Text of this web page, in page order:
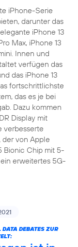
iPhone-Serie
darunter das
iPhone 13
Max, iPhone 13
Innen und
verfügen das
das iPhone 13
fortschrittlichste
das es je bei
Dazu kommen
Display mit
verbesserte
der von Apple
Bionic Chip mit 5-
erweitertes 5G-
DATA DEBATES ZUR